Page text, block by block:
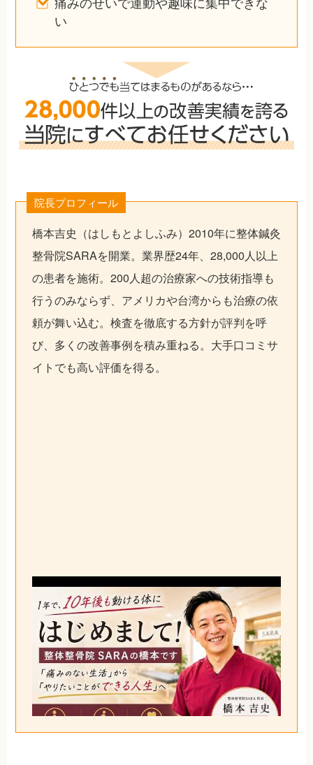
い
院長プロフィール
橋本吉史（はしもとよしふみ）2010年に整体鍼灸
整骨院SARAを開業。業界歴24年、28,000人以上
の患者を施術。200人超の治療家への技術指導も
行うのみならず、アメリカや台湾からも治療の依
頼が舞い込む。検査を徹底する方針が評判を呼
び、多くの改善事例を積み重ねる。大手口コミサ
イトでも高い評価を得る。